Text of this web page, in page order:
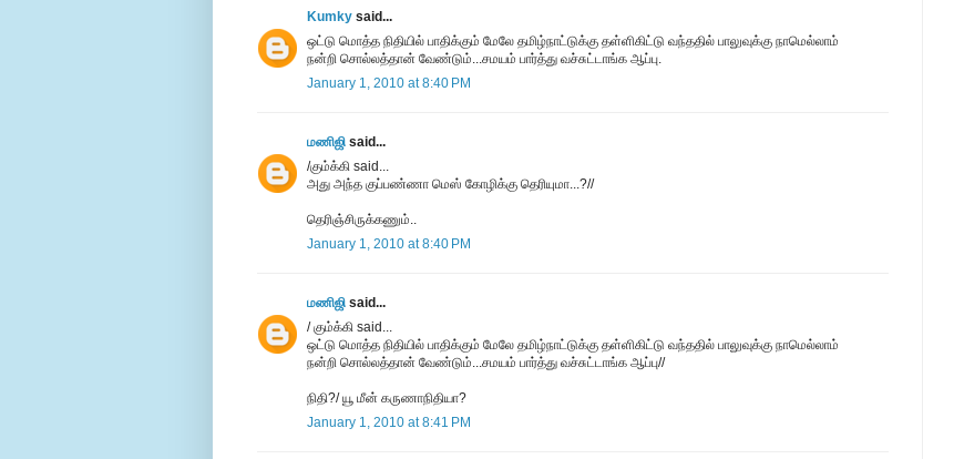
Kumky said...
ஒட்டு மொத்த நிதியில் பாதிக்கும் மேலே தமிழ்நாட்டுக்கு தள்ளிகிட்டு வந்ததில் பாலுவுக்கு நாமெல்லாம்
நன்றி சொல்லத்தான் வேண்டும்...சமயம் பார்த்து வச்சுட்டாங்க ஆப்பு.
January 1, 2010 at 8:40 PM
மணிஜி said...
/கும்க்கி said...
அது அந்த குப்பண்ணா மெஸ் கோழிக்கு தெரியுமா...?//
தெரிஞ்சிருக்கணும்..
January 1, 2010 at 8:40 PM
மணிஜி said...
/ கும்க்கி said...
ஒட்டு மொத்த நிதியில் பாதிக்கும் மேலே தமிழ்நாட்டுக்கு தள்ளிகிட்டு வந்ததில் பாலுவுக்கு நாமெல்லாம்
நன்றி சொல்லத்தான் வேண்டும்...சமயம் பார்த்து வச்சுட்டாங்க ஆப்பு//
நிதி?/ யூ மீன் கருணாநிதியா?
January 1, 2010 at 8:41 PM